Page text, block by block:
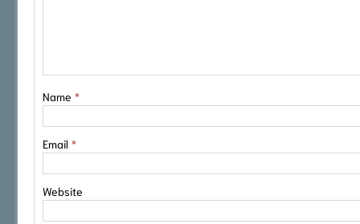
Name *
Email *
Website